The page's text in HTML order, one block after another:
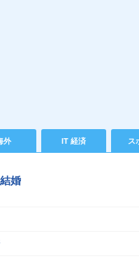
外 IT 経済 ス
婚